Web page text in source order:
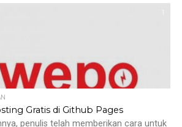
1
Gratis di Github Pages
penulis telah memberikan cara untuk